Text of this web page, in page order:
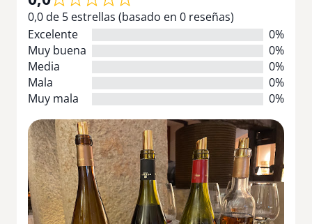
0,0 de 5 estrellas (basado en 0 reseñas)
Excelente
0%
Muy buena
0%
Media
0%
Mala
0%
Muy mala
0%